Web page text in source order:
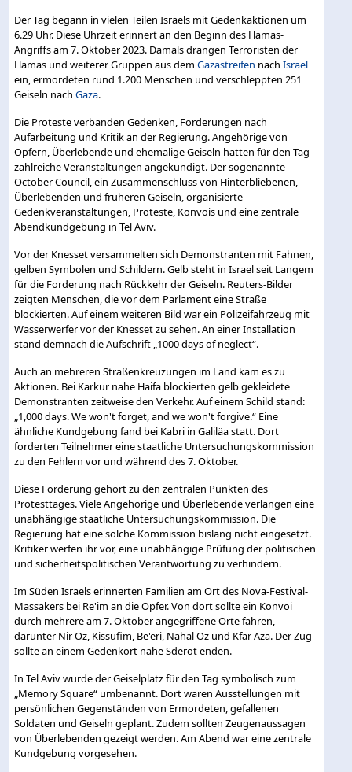
Der Tag begann in vielen Teilen Israels mit Gedenkaktionen um
6.29 Uhr. Diese Uhrzeit erinnert an den Beginn des Hamas-
Angriffs am 7. Oktober 2023. Damals drangen Terroristen der
Hamas und weiterer Gruppen aus demGazastreifen nachIsrael
ein, ermordeten rund 1.200 Menschen und verschleppten 251
Geiseln nachGaza.
Die Proteste verbanden Gedenken, Forderungen nach
Aufarbeitung und Kritik an der Regierung. Angehörige von
Opfern, Überlebende und ehemalige Geiseln hatten für den Tag
zahlreiche Veranstaltungen angekündigt. Der sogenannte
October Council, ein Zusammenschluss von Hinterbliebenen,
Überlebenden und früheren Geiseln, organisierte
Gedenkveranstaltungen, Proteste, Konvois und eine zentrale
Abendkundgebung in Tel Aviv.
Vor der Knesset versammelten sich Demonstranten mit Fahnen,
gelben Symbolen und Schildern. Gelb steht in Israel seit Langem
für die Forderung nach Rückkehr der Geiseln. Reuters-Bilder
zeigten Menschen, die vor dem Parlament eine Straße
blockierten. Auf einem weiteren Bild war ein Polizeifahrzeug mit
Wasserwerfer vor der Knesset zu sehen. An einer Installation
stand demnach die Aufschrift „1000 days of neglect“.
Auch an mehreren Straßenkreuzungen im Land kam es zu
Aktionen. Bei Karkur nahe Haifa blockierten gelb gekleidete
Demonstranten zeitweise den Verkehr. Auf einem Schild stand:
„1,000 days. We won't forget, and we won't forgive.“ Eine
ähnliche Kundgebung fand bei Kabri in Galiläa statt. Dort
forderten Teilnehmer eine staatliche Untersuchungskommission
zu den Fehlern vor und während des 7. Oktober.
Diese Forderung gehört zu den zentralen Punkten des
Protesttages. Viele Angehörige und Überlebende verlangen eine
unabhängige staatliche Untersuchungskommission. Die
Regierung hat eine solche Kommission bislang nicht eingesetzt.
Kritiker werfen ihr vor, eine unabhängige Prüfung der politischen
und sicherheitspolitischen Verantwortung zu verhindern.
Im Süden Israels erinnerten Familien am Ort des Nova-Festival-
Massakers bei Re'im an die Opfer. Von dort sollte ein Konvoi
durch mehrere am 7. Oktober angegriffene Orte fahren,
darunter Nir Oz, Kissufim, Be'eri, Nahal Oz und Kfar Aza. Der Zug
sollte an einem Gedenkort nahe Sderot enden.
In Tel Aviv wurde der Geiselplatz für den Tag symbolisch zum
„Memory Square“ umbenannt. Dort waren Ausstellungen mit
persönlichen Gegenständen von Ermordeten, gefallenen
Soldaten und Geiseln geplant. Zudem sollten Zeugenaussagen
von Überlebenden gezeigt werden. Am Abend war eine zentrale
Kundgebung vorgesehen.